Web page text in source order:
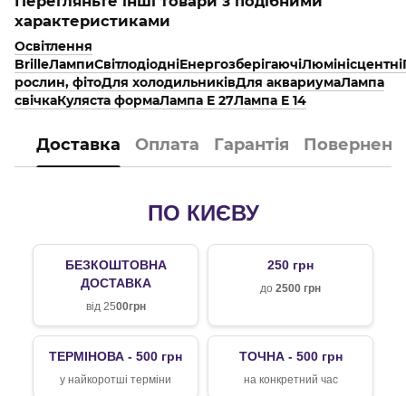
характеристиками
Освітлення
BrilleЛампиСвітлодіодніЕнергозберігаючіЛюмінісцентні
рослин, фітоДля холодильниківДля аквариумаЛампа
свічкаКуляста формаЛампа E 27Лампа E 14
Доставка Оплата Гарантія
ПО КИЄВУ
БЕЗКОШТОВНА
ДОСТАВКА
від 2500грн
250 грн
до 2500 грн
ТЕРМІНОВА - 500 грн
у найкоротші терміни
ТОЧНА - 500 грн
на конкретний час